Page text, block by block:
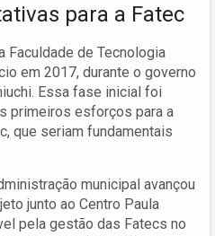
para a Fatec
Faculdade de Tecnologia
em 2017, durante o governo
Essa fase inicial foi
primeiros esforços para a
que seriam fundamentais
municipal avançou
junto ao Centro Paula
pela gestão das Fatecs no